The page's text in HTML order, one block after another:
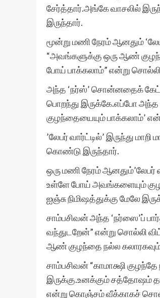
சேர்த்தார்.அங்கே வாசலில்
இருந்தார்.
மூன்று மணி நேரம் ஆனதும்
“அவங்களுக்கு ஒரு ஆண்
போய் பாக்கலாம்” என்று சொல்லி
அந்த ‘நர்ஸ்’ சொன்னதைக்
பொறந்து இருக்கே.எப்போ அந்த
குழந்தையையும் பாக்கலாம்’
’லேபர் வார்ட்டில்’ இருந்து
கொண்டு இருந்தார்.
ஒரு மணி நேரம் ஆனதும்’லேபர்
உள்ளே போய் அவங்களையும்
ஐஞ்சு நிமிஷத்துக்கு மேலே
சாம்பசிவன் அந்த ‘நர்ஸை’ப்
வந்துடறேன்” என்று சொல்லி
ஆண் குழந்தை நல்ல
சாம்பசிவன் “காமாக்ஷி
இருக்கு.உனக்கும் சத்தோஷம்
என்று கொஞ்சம் வீக்காகச்